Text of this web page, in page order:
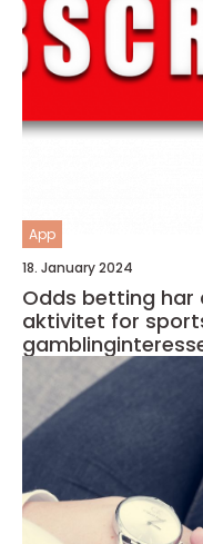
App
18. January 2024
Odds betting
aktivitet for